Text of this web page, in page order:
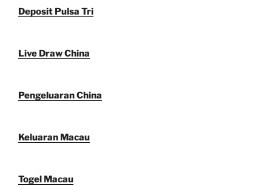
Deposit Pulsa Tri
Live Draw China
Pengeluaran China
Keluaran Macau
Togel Macau